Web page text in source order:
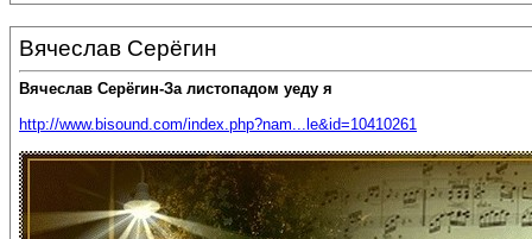
Вячеслав Серёгин
Вячеслав Серёгин-За листопадом уеду я
http://www.bisound.com/index.php?nam...le&id=10410261